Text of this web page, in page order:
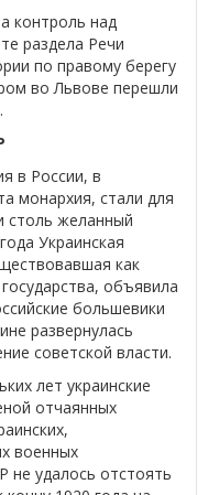
контроль над
раздела Речи
по правому берегу
во Львове перешли
в России, в
монархия, стали для
столь желанный
Украинская
как
объявила
большевики
развернулась
советской власти.
лет украинские
отчаянных
военных
не удалось отстоять